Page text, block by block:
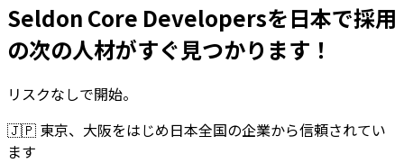
Seldon Core Developersを日本で採用
の次の人材がすぐ見つかります！
リスクなしで開始。
🇯🇵 東京、大阪をはじめ日本全国の企業から信頼されてい
ます